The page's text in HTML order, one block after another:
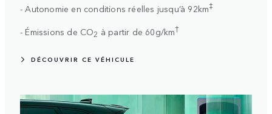
- Autonomie en conditions réelles jusqu’à 92km‡
- Émissions de CO2 à partir de 60g/km†
DÉCOUVRIR CE VÉHICULE